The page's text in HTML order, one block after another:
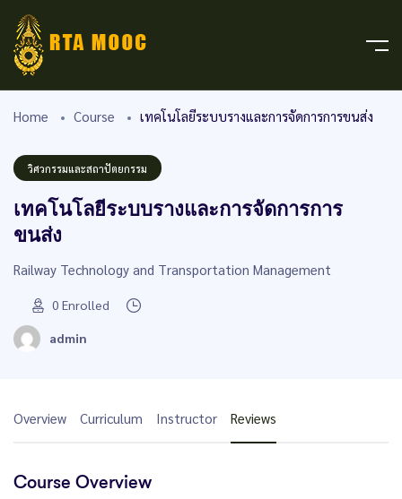
Home Course เทคโนโลยีระบบรางและการจัดการการขนส่ง
วิศวกรรมและสถาปัตยกรรม
เทคโนโลยีระบบรางและการจัดการการ
ขนส่ง
Railway Technology and Transportation Management
0 Enrolled
admin
Overview Curriculum Instructor Reviews
Course Overview